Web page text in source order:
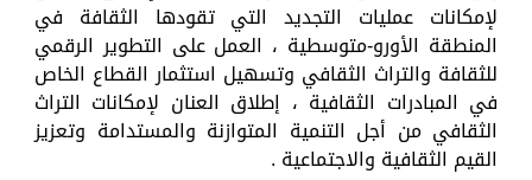
لإمكانات عمليات التجديد التي تقودها الثقافة في
المنطقة الأورو-متوسطية ، العمل على التطوير الرقمي
للثقافة والتراث الثقافي وتسهيل استثمار القطاع الخاص
في المبادرات الثقافية ، إطلاق العنان لإمكانات التراث
الثقافي من أجل التنمية المتوازنة والمستدامة وتعزيز
القيم الثقافية والاجتماعية .